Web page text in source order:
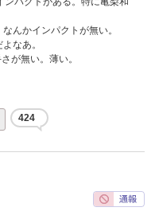
んかインパクトが無い。
なあ。
が無い。薄い。
424